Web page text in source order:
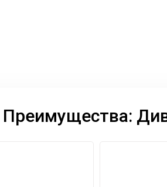
Преимущества: